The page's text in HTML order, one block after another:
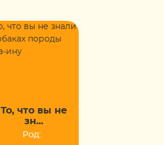
То, что вы не
зн...
Род: